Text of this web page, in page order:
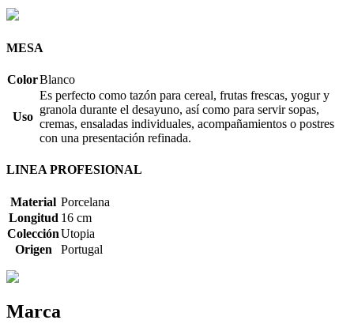
MESA
ColorBlanco
Uso
Es perfecto como tazón para cereal, frutas frescas, yogur y
granola durante el desayuno, así como para servir sopas,
cremas, ensaladas individuales, acompañamientos o postres
con una presentación refinada.
LINEA PROFESIONAL
Material Porcelana
Longitud 16 cm
ColecciónUtopia
Origen
Portugal
Marca